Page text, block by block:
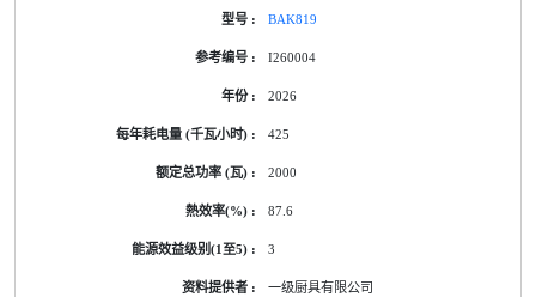
BAK819
I260004
2026
425
2000
87.6
3
一级厨具有限公司